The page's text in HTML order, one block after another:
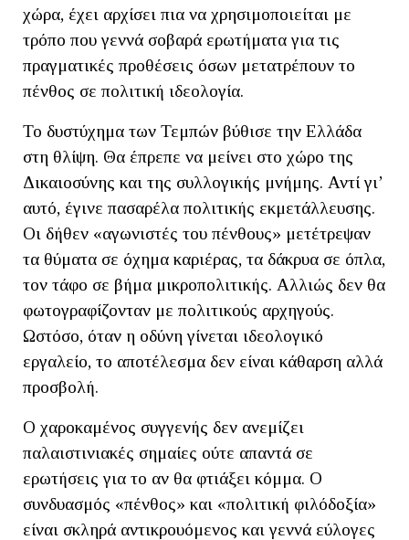
χώρα, έχει αρχίσει πια να χρησιμοποιείται με
τρόπο που γεννά σοβαρά ερωτήματα για τις
πραγματικές προθέσεις όσων μετατρέπουν το
πένθος σε πολιτική ιδεολογία.
Το δυστύχημα των Τεμπών βύθισε την Ελλάδα
στη θλίψη. Θα έπρεπε να μείνει στο χώρο της
Δικαιοσύνης και της συλλογικής μνήμης. Αντί γι’
αυτό, έγινε πασαρέλα πολιτικής εκμετάλλευσης.
Οι δήθεν «αγωνιστές του πένθους» μετέτρεψαν
τα θύματα σε όχημα καριέρας, τα δάκρυα σε όπλα,
τον τάφο σε βήμα μικροπολιτικής. Αλλιώς δεν θα
φωτογραφίζονταν με πολιτικούς αρχηγούς.
Ωστόσο, όταν η οδύνη γίνεται ιδεολογικό
εργαλείο, το αποτέλεσμα δεν είναι κάθαρση αλλά
προσβολή.
Ο χαροκαμένος συγγενής δεν ανεμίζει
παλαιστινιακές σημαίες ούτε απαντά σε
ερωτήσεις για το αν θα φτιάξει κόμμα. Ο
συνδυασμός «πένθος» και «πολιτική φιλόδοξία»
είναι σκληρά αντικρουόμενος και γεννά εύλογες